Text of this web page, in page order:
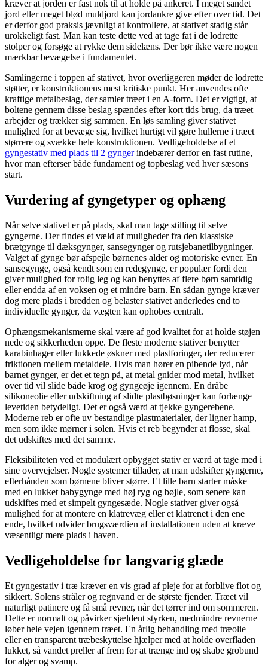
kræver at jorden er fast nok til at holde på ankeret. I meget sandet
jord eller meget blød muldjord kan jordankre give efter over tid. Det
er derfor god praksis jævnligt at kontrollere, at stativet stadig står
urokkeligt fast. Man kan teste dette ved at tage fat i de lodrette
stolper og forsøge at rykke dem sidelæns. Der bør ikke være nogen
mærkbar bevægelse i fundamentet.
Samlingerne i toppen af stativet, hvor overliggeren møder de lodrette
støtter, er konstruktionens mest kritiske punkt. Her anvendes ofte
kraftige metalbeslag, der samler træet i en A-form. Det er vigtigt, at
boltene gennem disse beslag spændes efter kort tids brug, da træet
arbejder og trækker sig sammen. En løs samling giver stativet
mulighed for at bevæge sig, hvilket hurtigt vil gøre hullerne i træet
størrere og svække hele konstruktionen. Vedligeholdelse af et
gyngestativ med plads til 2 gyngerindebærer derfor en fast rutine,
hvor man efterser både fundament og topbeslag ved hver sæsons
start.
Vurdering af gyngetyper og ophæng
Når selve stativet er på plads, skal man tage stilling til selve
gyngerne. Der findes et væld af muligheder fra den klassiske
brætgynge til dæksgynger, sansegynger og rutsjebanetilbygninger.
Valget af gynge bør afspejle børnenes alder og motoriske evner. En
sansegynge, også kendt som en redegynge, er populær fordi den
giver mulighed for rolig leg og kan benyttes af flere børn samtidig
eller endda af en voksen og et mindre barn. En sådan gynge kræver
dog mere plads i bredden og belaster stativet anderledes end to
individuelle gynger, da vægten kan ophobes centralt.
Ophængsmekanismerne skal være af god kvalitet for at holde støjen
nede og sikkerheden oppe. De fleste moderne stativer benytter
karabinhager eller lukkede øskner med plastforinger, der reducerer
friktionen mellem metaldele. Hvis man hører en pibende lyd, når
barnet gynger, er det et tegn på, at metal gnider mod metal, hvilket
over tid vil slide både krog og gyngeøje igennem. En dråbe
silikoneolie eller udskiftning af slidte plastbøsninger kan forlænge
levetiden betydeligt. Det er også værd at tjekke gyngerebene.
Moderne reb er ofte uv bestandige plastmaterialer, der ligner hamp,
men som ikke mørner i solen. Hvis et reb begynder at flosse, skal
det udskiftes med det samme.
Fleksibiliteten ved et modulært opbygget stativ er værd at tage med i
sine overvejelser. Nogle systemer tillader, at man udskifter gyngerne,
efterhånden som børnene bliver større. Et lille barn starter måske
med en lukket babygynge med høj ryg og bøjle, som senere kan
udskiftes med et simpelt gyngesæde. Nogle stativer giver også
mulighed for at montere en klatrevæg eller et klatrenet i den ene
ende, hvilket udvider brugsværdien af installationen uden at kræve
væsentligt mere plads i haven.
Vedligeholdelse for langvarig glæde
Et gyngestativ i træ kræver en vis grad af pleje for at forblive flot og
sikkert. Solens stråler og regnvand er de største fjender. Træet vil
naturligt patinere og få små revner, når det tørrer ind om sommeren.
Dette er normalt og påvirker sjældent styrken, medmindre revnerne
løber hele vejen igennem træet. En årlig behandling med træolie
eller en transparent træbeskyttelse hjælper med at holde overfladen
lukket, så vandet preller af frem for at trænge ind og skabe grobund
for alger og svamp.